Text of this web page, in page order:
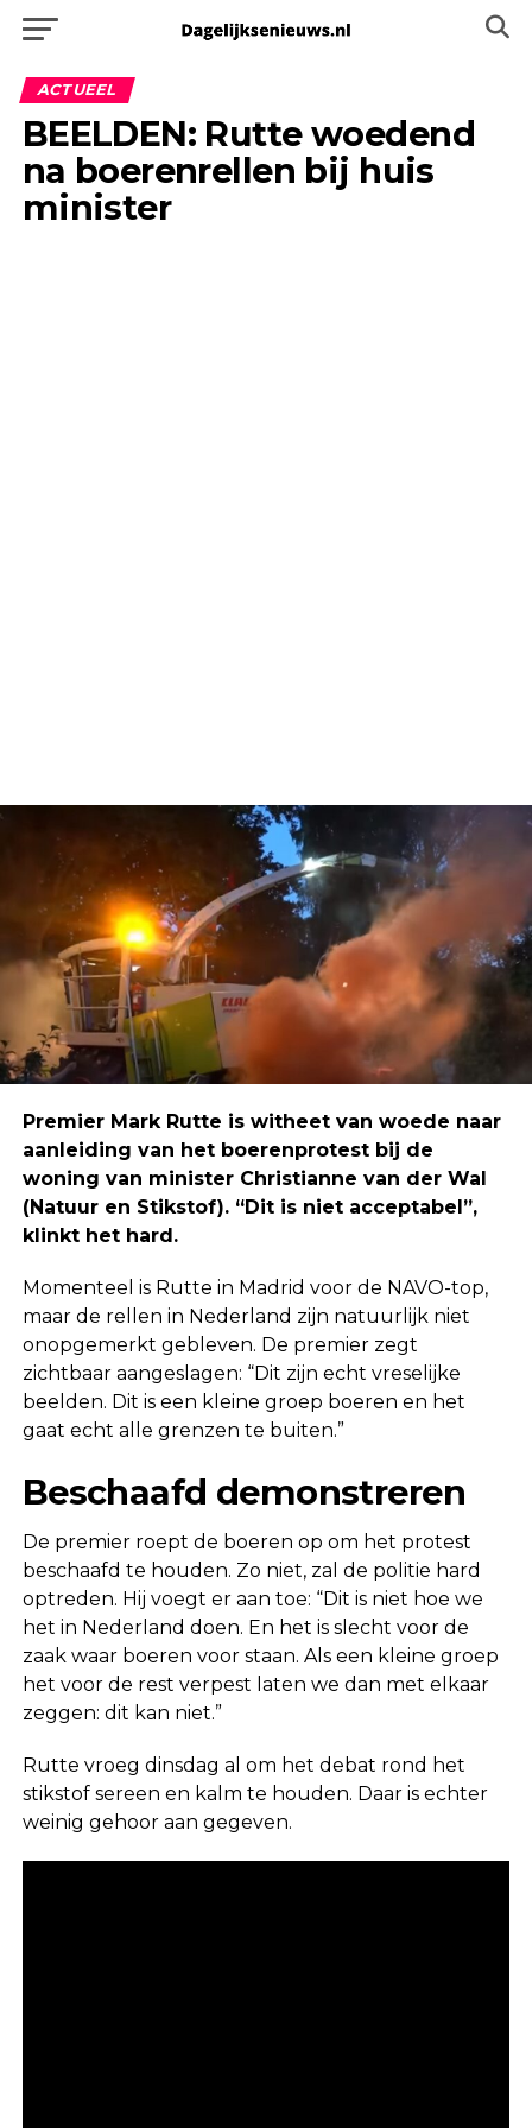
ACTUEEL
BEELDEN: Rutte woedend
na boerenrellen bij huis
minister
Premier Mark Rutte is witheet van woede naar
aanleiding van het boerenprotest bij de
woning van minister Christianne van der Wal
(Natuur en Stikstof). “Dit is niet acceptabel”,
klinkt het hard.
Momenteel is Rutte in Madrid voor de NAVO-top,
maar de rellen in Nederland zijn natuurlijk niet
onopgemerkt gebleven. De premier zegt
zichtbaar aangeslagen: “Dit zijn echt vreselijke
beelden. Dit is een kleine groep boeren en het
gaat echt alle grenzen te buiten.”
Beschaafd demonstreren
De premier roept de boeren op om het protest
beschaafd te houden. Zo niet, zal de politie hard
optreden. Hij voegt er aan toe: “Dit is niet hoe we
het in Nederland doen. En het is slecht voor de
zaak waar boeren voor staan. Als een kleine groep
het voor de rest verpest laten we dan met elkaar
zeggen: dit kan niet.”
Rutte vroeg dinsdag al om het debat rond het
stikstof sereen en kalm te houden. Daar is echter
weinig gehoor aan gegeven.